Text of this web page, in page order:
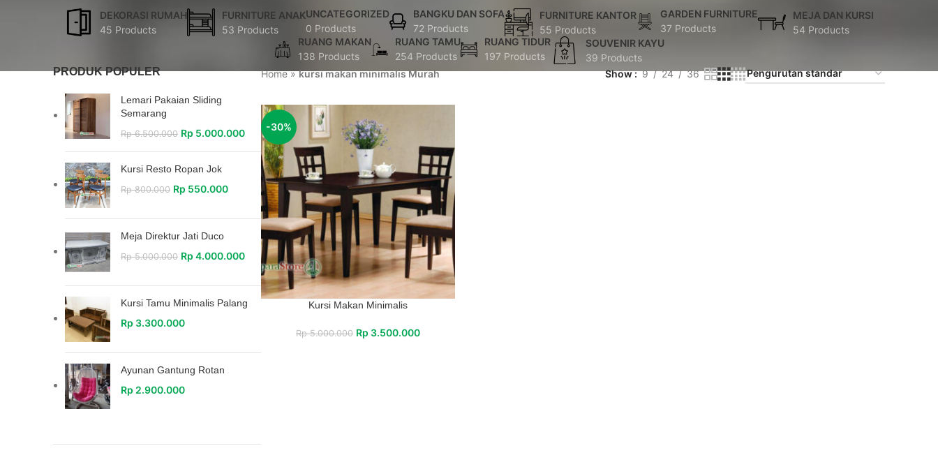
DEKORASI RUMAH
45 Products
FURNITURE ANAK
53 Products
UNCATEGORIZED
0 Products
BANGKU DAN SOFA
72 Products
FURNITURE KANTOR
55 Products
GARDEN FURNITURE
37 Products
MEJA DAN KURSI
54 Products
RUANG MAKAN
138 Products
RUANG TAMU
254 Products
RUANG TIDUR
197 Products
SOUVENIR KAYU
39 Products
PRODUK POPULER
Lemari Pakaian Sliding
Semarang
Rp6.500.000 Rp 5.000.000
Kursi Resto Ropan Jok
Rp800.000 Rp 550.000
Meja Direktur Jati Duco
Rp5.000.000 Rp 4.000.000
Kursi Tamu Minimalis Palang
Rp 3.300.000
Ayunan Gantung Rotan
Rp 2.900.000
Home»kursi makan minimalis Murah Show 9 24 36
-30%
Kursi Makan Minimalis
Rp5.000.000 Rp 3.500.000